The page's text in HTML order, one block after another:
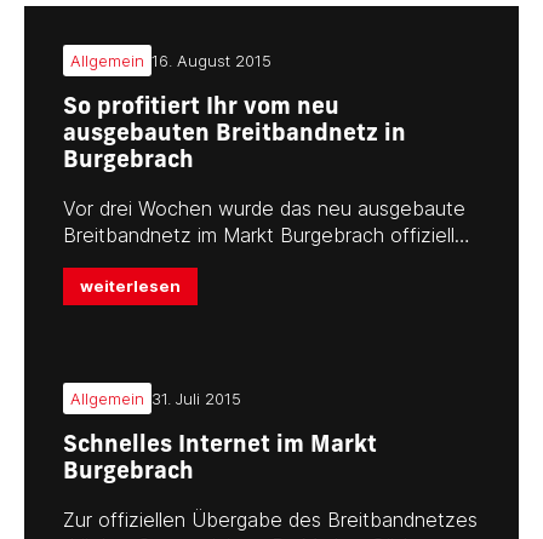
Allgemein 16. August 2015
So profitiert Ihr vom neu
ausgebauten Breitbandnetz in
Burgebrach
Vor drei Wochen wurde das neu ausgebaute
Breitbandnetz im Markt Burgebrach offiziell…
weiterlesen
Allgemein 31. Juli 2015
Schnelles Internet im Markt
Burgebrach
Zur offiziellen Übergabe des Breitbandnetzes